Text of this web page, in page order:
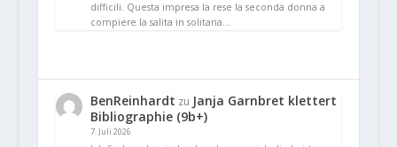
difficili. Questa impresa la rese la seconda donna a
compiere la salita in solitaria…
BenReinhardt zu Janja Garnbret klettert
Bibliographie (9b+)
7. Juli 2026